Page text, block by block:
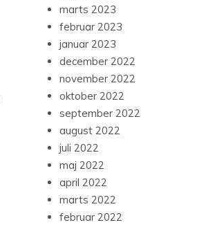
marts 2023
februar 2023
januar 2023
december 2022
november 2022
oktober 2022
september 2022
august 2022
juli 2022
maj 2022
april 2022
marts 2022
februar 2022